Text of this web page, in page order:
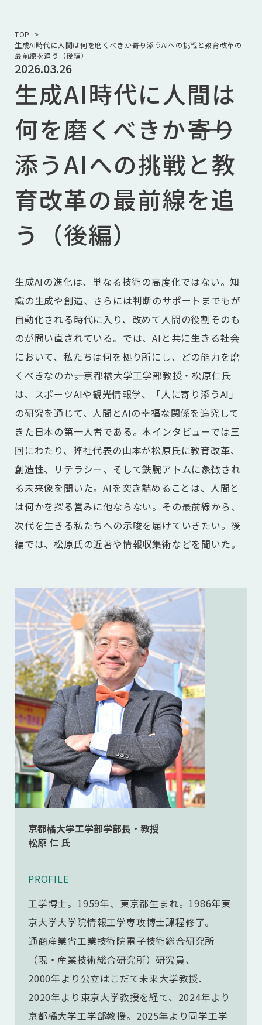
TOP
生成AI時代に人間は何を磨くべきか――寄り添うAIへの挑戦と教育改革の
最前線を追う（後編）
2026.03.26
生成AI時代に人間は
何を磨くべきか――寄り
添うAIへの挑戦と教
育改革の最前線を追
う（後編）
生成AIの進化は、単なる技術の高度化ではない。知
識の生成や創造、さらには判断のサポートまでもが
自動化される時代に入り、改めて人間の役割そのも
のが問い直されている。では、AIと共に生きる社会
において、私たちは何を拠り所にし、どの能力を磨
くべきなのか――。京都橘大学工学部教授・松原仁氏
は、スポーツAIや観光情報学、「人に寄り添うAI」
の研究を通じて、人間とAIの幸福な関係を追究して
きた日本の第一人者である。本インタビューでは三
回にわたり、弊社代表の山本が松原氏に教育改革、
創造性、リテラシー、そして鉄腕アトムに象徴され
る未来像を聞いた。AIを突き詰めることは、人間と
は何かを探る営みに他ならない。その最前線から、
次代を生きる私たちへの示唆を届けていきたい。後
編では、松原氏の近著や情報収集術などを聞いた。
京都橘大学工学部学部長・教授
松原 仁 氏
PROFILE
工学博士。1959年、東京都生まれ。1986年東
京大学大学院情報工学専攻博士課程修了。
通商産業省工業技術院電子技術総合研究所
（現・産業技術総合研究所）研究員、
2000年より公立はこだて未来大学教授、
2020年より東京大学教授を経て、2024年より
京都橘大学工学部教授。2025年より同学工学